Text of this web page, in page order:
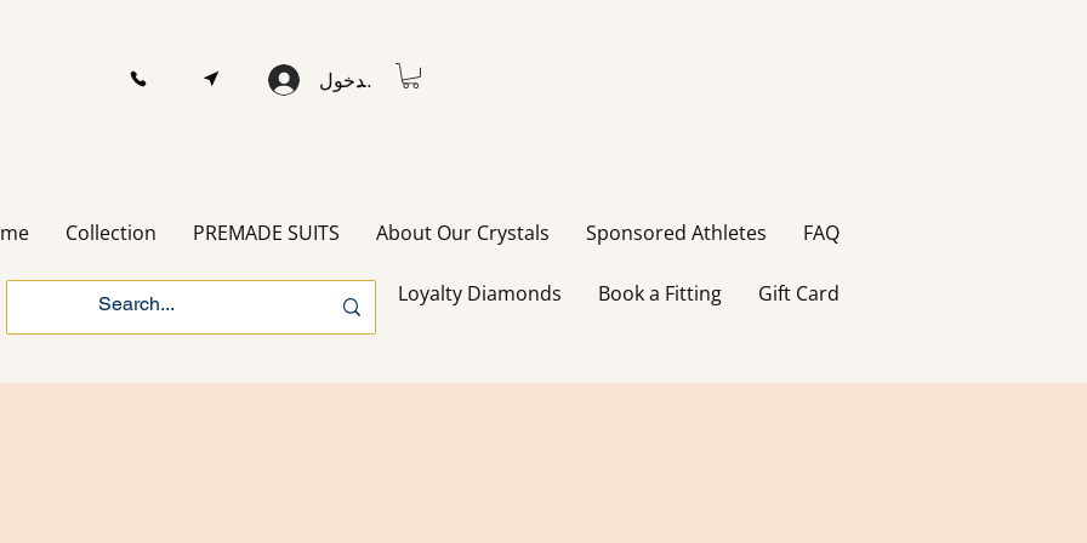
تسجيل الدخول
Collection PREMADE SUITS About Our Crystals Sponsored Athletes FAQ
Loyalty Diamonds Book a Fitting Gift Card